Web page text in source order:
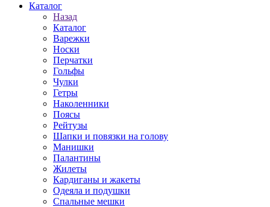
Каталог
Назад
Каталог
Варежки
Носки
Перчатки
Гольфы
Чулки
Гетры
Наколенники
Поясы
Рейтузы
Шапки и повязки на голову
Манишки
Палантины
Жилеты
Кардиганы и жакеты
Одеяла и подушки
Спальные мешки